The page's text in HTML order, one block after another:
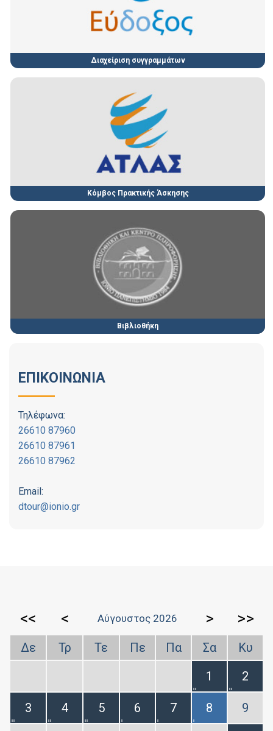
Διαχείριση συγγραμμάτων
Κόμβος Πρακτικής Άσκησης
Βιβλιοθήκη
ΕΠΙΚΟΙΝΩΝΙΑ
Τηλέφωνα:
26610 87960
26610 87961
26610 87962
Email:
dtour@ionio.gr
<< < Αύγουστος 2026 > >>
Δε Τρ Τε Πε Πα Σα
Κυ
1
2
3 4 5 6 7 8 9